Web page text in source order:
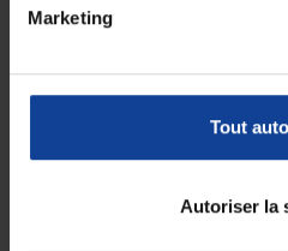
Marketing
Tout
Autoriser la
Fiche technique
Fiche technique